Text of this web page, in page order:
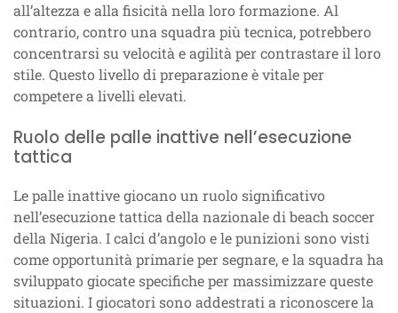
all’altezza e alla fisicità nella loro formazione. Al
contrario, contro una squadra più tecnica, potrebbero
concentrarsi su velocità e agilità per contrastare il loro
stile. Questo livello di preparazione è vitale per
competere a livelli elevati.
Ruolo delle palle inattive nell’esecuzione
tattica
Le palle inattive giocano un ruolo significativo
nell’esecuzione tattica della nazionale di beach soccer
della Nigeria. I calci d’angolo e le punizioni sono visti
come opportunità primarie per segnare, e la squadra ha
sviluppato giocate specifiche per massimizzare queste
situazioni. I giocatori sono addestrati a riconoscere la